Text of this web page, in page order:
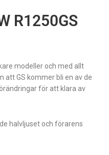
R1250GS
modeller och med allt
att GS kommer bli en av de
för att klara av
halvljuset och förarens